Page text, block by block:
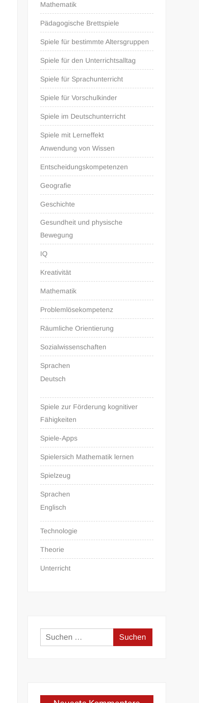
Mathematik
Pädagogische Brettspiele
Spiele für bestimmte Altersgruppen
Spiele für den Unterrichtsalltag
Spiele für Sprachunterricht
Spiele für Vorschulkinder
Spiele im Deutschunterricht
Spiele mit Lerneffekt
Anwendung von Wissen
Entscheidungskompetenzen
Geografie
Geschichte
Gesundheit und physische
Bewegung
IQ
Kreativität
Mathematik
Problemlösekompetenz
Räumliche Orientierung
Sozialwissenschaften
Sprachen
Deutsch
Spiele zur Förderung kognitiver
Fähigkeiten
Spiele-Apps
Spielersich Mathematik lernen
Spielzeug
Sprachen
Englisch
Technologie
Theorie
Unterricht
Suchen
nach: